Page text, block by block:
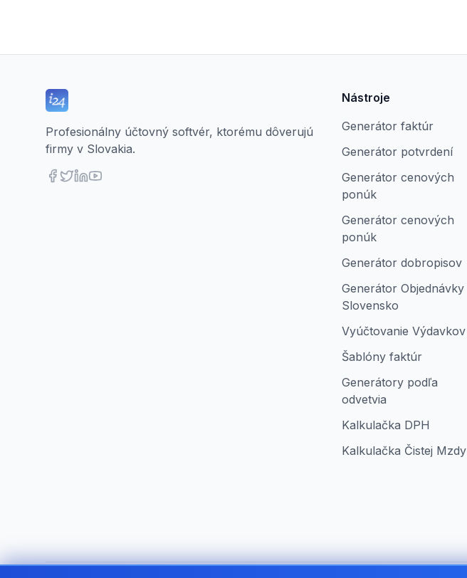
Profesionálny účtovný softvér, ktorému dôverujú
firmy v Slovakia.
Nástroje
Generátor faktúr
Generátor potvrdení
Generátor cenových
ponúk
Generátor cenových
ponúk
Generátor dobropisov
Generátor Objednávky
Slovensko
Vyúčtovanie Výdavkov
Šablóny faktúr
Generátory podľa
odvetvia
Kalkulačka DPH
Kalkulačka Čistej Mzdy